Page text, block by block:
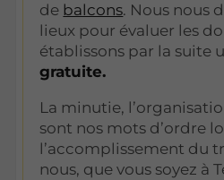
de balcons. Nous nous
lieux pour évaluer les
établissons par la suite
gratuite.
La minutie,
sont nos mots d’ordre
l’accomplissement du
nous, que vous soyez à